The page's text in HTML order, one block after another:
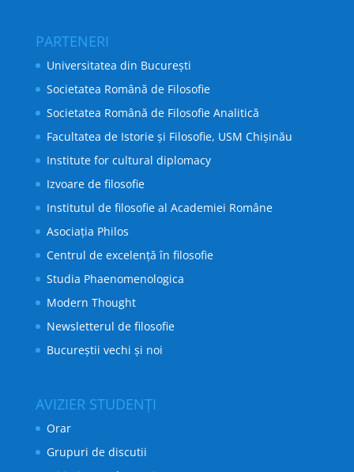
PARTENERI
Universitatea din București
Societatea Română de Filosofie
Societatea Română de Filosofie Analitică
Facultatea de Istorie și Filosofie, USM Chișinău
Institute for cultural diplomacy
Izvoare de filosofie
Institutul de filosofie al Academiei Române
Asociația Philos
Centrul de excelență în filosofie
Studia Phaenomenologica
Modern Thought
Newsletterul de filosofie
Bucureștii vechi și noi
AVIZIER STUDENȚI
Orar
Grupuri de discutii